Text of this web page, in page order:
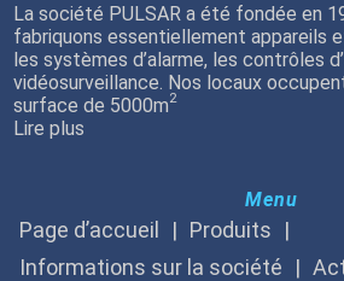
La société PULSAR a été fondée en
fabriquons essentiellement appareils
les systèmes d’alarme, les contrôles
vidéosurveillance. Nos locaux
surface de 5000m2
Lire plus
Menu
Page d’accueil
Produits
Informations sur la société